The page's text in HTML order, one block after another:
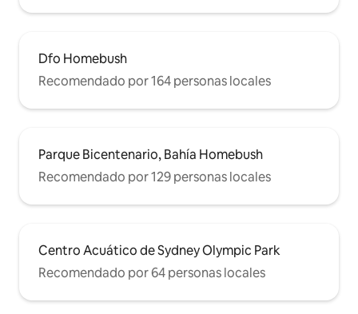
Dfo Homebush
Recomendado por 164 personas locales
Parque Bicentenario, Bahía Homebush
Recomendado por 129 personas locales
Centro Acuático de Sydney Olympic Park
Recomendado por 64 personas locales